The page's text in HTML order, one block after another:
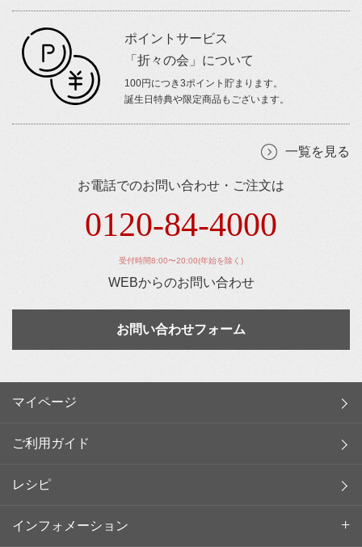
ポイントサービス
「折々の会」について
100円につき3ポイント貯まります。
誕生日特典や限定商品もございます。
一覧を見る
お電話でのお問い合わせ・ご注文は
0120-84-4000
受付時間8:00〜20:00(年始を除く)
WEBからのお問い合わせ
お問い合わせフォーム
マイページ
ご利用ガイド
レシピ
インフォメーション